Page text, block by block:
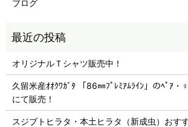
ブログ
オリジナルＴシャツ販売中！
久留米産ｵｵｸﾜｶﾞﾀ 「86㎜ﾌﾟﾚﾐｱﾑﾗｲﾝ」のﾍﾟｱ・
にて販売！
スジブトヒラタ・本土ヒラタ（新成虫）おす